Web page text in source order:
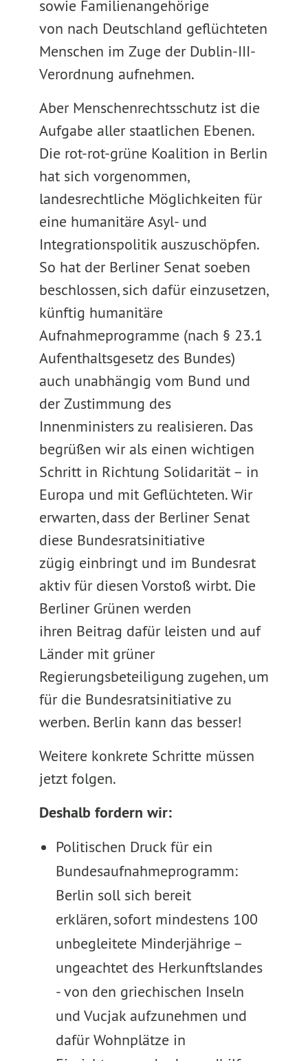
sowie Familienangehörige
von nach Deutschland geflüchteten
Menschen im Zuge der Dublin-III-
Verordnung aufnehmen.
Aber Menschenrechtsschutz ist die
Aufgabe aller staatlichen Ebenen.
Die rot-rot-grüne Koalition in Berlin
hat sich vorgenommen,
landesrechtliche Möglichkeiten für
eine humanitäre Asyl- und
Integrationspolitik auszuschöpfen.
So hat der Berliner Senat soeben
beschlossen, sich dafür einzusetzen,
künftig humanitäre
Aufnahmeprogramme (nach § 23.1
Aufenthaltsgesetz des Bundes)
auch unabhängig vom Bund und
der Zustimmung des
Innenministers zu realisieren. Das
begrüßen wir als einen wichtigen
Schritt in Richtung Solidarität – in
Europa und mit Geflüchteten. Wir
erwarten, dass der Berliner Senat
diese Bundesratsinitiative
zügig einbringt und im Bundesrat
aktiv für diesen Vorstoß wirbt. Die
Berliner Grünen werden
ihren Beitrag dafür leisten und auf
Länder mit grüner
Regierungsbeteiligung zugehen, um
für die Bundesratsinitiative zu
werben. Berlin kann das besser!
Weitere konkrete Schritte müssen
jetzt folgen.
Deshalb fordern wir:
Politischen Druck für ein
Bundesaufnahmeprogramm:
Berlin soll sich bereit
erklären, sofort mindestens 100
unbegleitete Minderjährige –
ungeachtet des Herkunftslandes
- von den griechischen Inseln
und Vucjak aufzunehmen und
dafür Wohnplätze in